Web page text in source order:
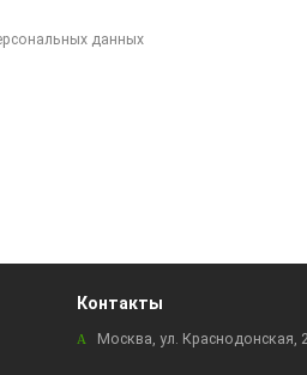
данных
Контакты
Москва, ул. Краснодонская,